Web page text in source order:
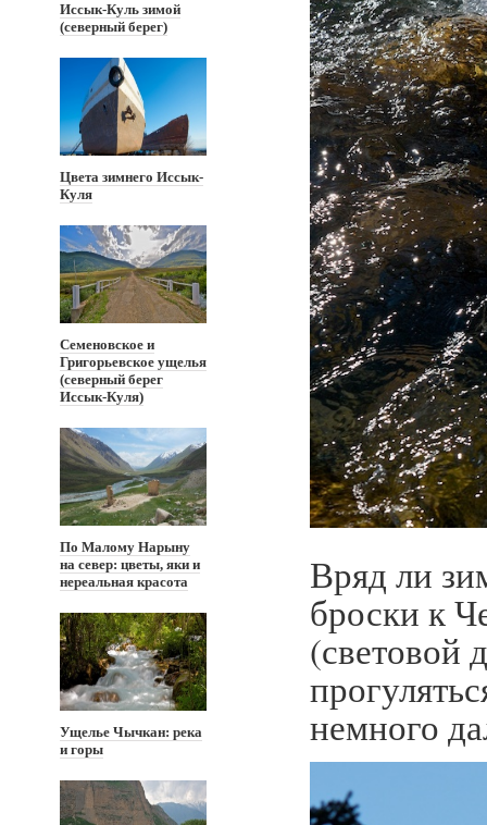
Иссык-Куль зимой
(северный берег)
Цвета зимнего Иссык-
Куля
Семеновское и
Григорьевское ущелья
(северный берег
Иссык-Куля)
По Малому Нарыну
на север: цветы, яки и
нереальная красота
Ущелье Чычкан: река
и горы
Вряд ли
броски к
(световой
немного